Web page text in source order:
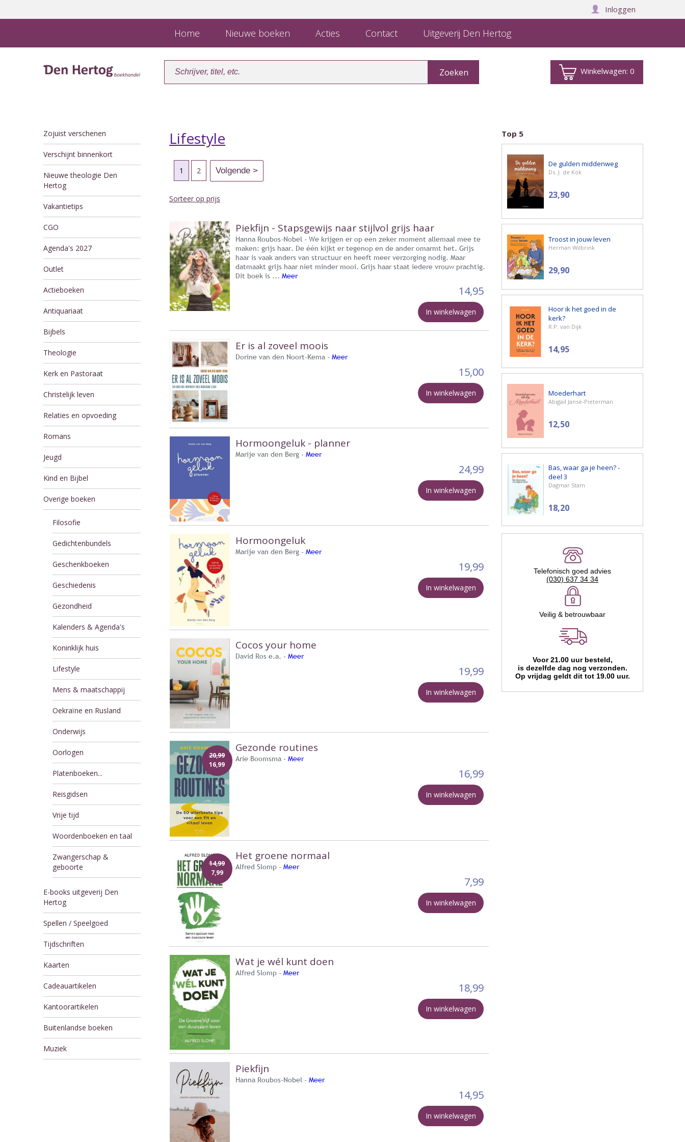
Inloggen
Home Nieuwe boeken Acties Contact Uitgeverij Den Hertog
Winkelwagen:0
Zojuist verschenen
Verschijnt binnenkort
Nieuwe theologie Den
Hertog
Vakantietips
CGO
Agenda's 2027
Outlet
Actieboeken
Antiquariaat
Bijbels
Theologie
Kerk en Pastoraat
Christelijk leven
Relaties en opvoeding
Romans
Jeugd
Kind en Bijbel
Overige boeken
Filosofie
Gedichtenbundels
Geschenkboeken
Geschiedenis
Gezondheid
Kalenders & Agenda's
Koninklijk huis
Lifestyle
Mens & maatschappij
Oekraïne en Rusland
Onderwijs
Oorlogen
Platenboeken...
Reisgidsen
Vrije tijd
Woordenboeken en taal
Zwangerschap &
geboorte
E-books uitgeverij Den
Hertog
Spellen / Speelgoed
Tijdschriften
Kaarten
Cadeauartikelen
Kantoorartikelen
Buitenlandse boeken
Muziek
Lifestyle
1 2
Sorteer op prijs
Piekfijn - Stapsgewijs naar stijlvol grijs haar
Hanna Roubos-Nobel - We krijgen er op een zeker moment allemaal mee te
maken: grijs haar. De één kijkt er tegenop en de ander omarmt het. Grijs
haar is vaak anders van structuur en heeft meer verzorging nodig. Maar
datmaakt grijs haar niet minder mooi. Grijs haar staat iedere vrouw prachtig.
Dit boek is ... Meer
14,95
In winkelwagen
Er is al zoveel moois
Dorine van den Noort-Kema - Meer
15,00
In winkelwagen
Hormoongeluk - planner
Marije van den Berg - Meer
24,99
In winkelwagen
Hormoongeluk
Marije van den Berg - Meer
19,99
In winkelwagen
Cocos your home
David Ros e.a. - Meer
19,99
In winkelwagen
20,99
16,99
Gezonde routines
Arie Boomsma - Meer
16,99
In winkelwagen
14,99
7,99
Het groene normaal
Alfred Slomp - Meer
7,99
In winkelwagen
Wat je wél kunt doen
Alfred Slomp - Meer
18,99
In winkelwagen
Piekfijn
Hanna Roubos-Nobel - Meer
14,95
In winkelwagen
Top 5
De gulden middenweg
Ds. J. de Kok
23,90
Troost in jouw leven
Herman Wilbrink
29,90
Hoor ik het goed in de
kerk?
R.P. van Dijk
14,95
Moederhart
Abigaïl Janse-Pieterman
12,50
Bas, waar ga je heen? -
deel 3
Dagmar Stam
18,20
Telefonisch goed advies
(030) 637 34 34
Veilig & betrouwbaar
Voor 21.00 uur besteld,
is dezelfde dag nog verzonden.
Op vrijdag geldt dit tot 19.00 uur.